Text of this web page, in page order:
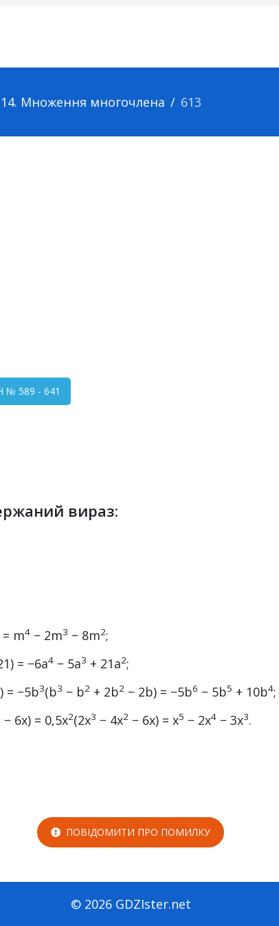
Множення многочлена 613
589 - 641
вираз:
m4 − 2m3 − 8m2;
= −6a4 − 5a3 + 21a2;
= −5b3(b3 − b2 + 2b2 − 2b) = −5b6 − 5b5 + 10b4;
− 6x) = 0,5x2(2x3 − 4x2 − 6x) = x5 − 2x4 − 3x3.
ПОВІДОМИТИ ПРО ПОМИЛКУ
© 2026 GDZIster.net